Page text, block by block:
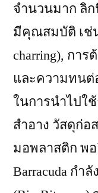
จำนวนมาก ลิก
มีคุณสมบัติ เช่
charring), การ
และความทน
ในการนำไปใ
สำอาง วัสดุก่อ
มอพลาสติก พ
Barracuda กำ